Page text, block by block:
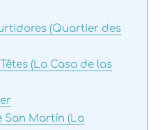
(Quartier des
(La Casa de las
San Martín (La